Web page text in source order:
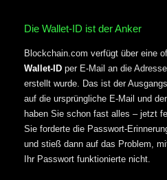
Die Wallet-ID ist der Anker
Blockchain.com verfügt über eine
Wallet-ID per E-Mail an die
erstellt wurde. Das ist der
auf die ursprüngliche E-Mail und
haben Sie schon fast alles – jetzt
Sie forderte die Passwort-
und stieß dann auf das Problem,
Ihr Passwort funktionierte nicht.